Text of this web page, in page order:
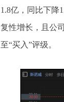
1.8亿，同比下降
复性增长，且公
至“买入”评级。